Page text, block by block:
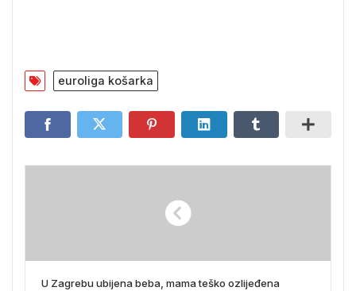
euroliga košarka
U Zagrebu ubijena beba, mama teško ozlijeđena